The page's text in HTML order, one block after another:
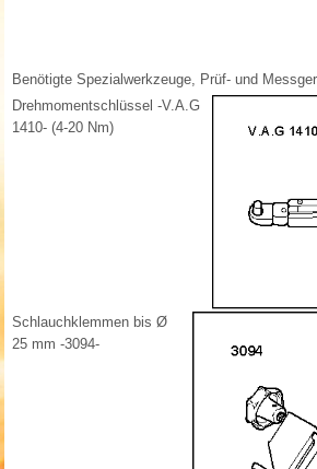
Benötigte Spezialwerkzeuge, Prüf- und
Drehmomentschlüssel -V.A.G
1410- (4-20 Nm)
Schlauchklemmen bis Ø
25 mm -3094-